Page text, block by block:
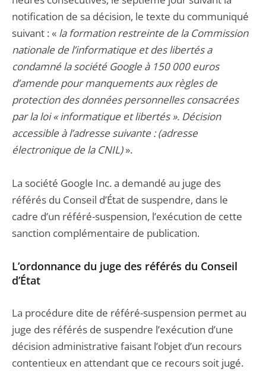
notification de sa décision, le texte du communiqué
suivant : « la formation restreinte de la Commission
nationale de l’informatique et des libertés a
condamné la société Google à 150 000 euros
d’amende pour manquements aux règles de
protection des données personnelles consacrées
par la loi « informatique et libertés ». Décision
accessible à l’adresse suivante : (adresse
électronique de la CNIL)».
La société Google Inc. a demandé au juge des
référés du Conseil d’État de suspendre, dans le
cadre d’un référé-suspension, l’exécution de cette
sanction complémentaire de publication.
L’ordonnance du juge des référés du Conseil
d’État
La procédure dite de référé-suspension permet au
juge des référés de suspendre l’exécution d’une
décision administrative faisant l’objet d’un recours
contentieux en attendant que ce recours soit jugé.